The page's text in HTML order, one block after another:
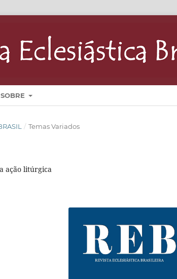
SOBRE
/ Temas Variados
ação litúrgica